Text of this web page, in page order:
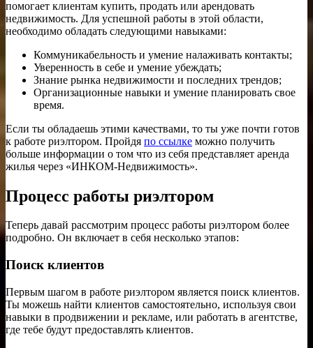
помогает клиентам купить, продать или арендовать
недвижимость. Для успешной работы в этой области,
необходимо обладать следующими навыками:
Коммуникабельность и умение налаживать контакты;
Уверенность в себе и умение убеждать;
Знание рынка недвижимости и последних трендов;
Организационные навыки и умение планировать свое
время.
Если ты обладаешь этими качествами, то ты уже почти готов
к работе риэлтором. Пройдя по ссылке можно получить
больше информации о том что из себя представляет аренда
жилья через «ИНКОМ-Недвижимость».
Процесс работы риэлтором
Теперь давай рассмотрим процесс работы риэлтором более
подробно. Он включает в себя несколько этапов:
Поиск клиентов
Первым шагом в работе риэлтором является поиск клиентов.
Ты можешь найти клиентов самостоятельно, используя свои
навыки в продвижении и рекламе, или работать в агентстве,
где тебе будут предоставлять клиентов.